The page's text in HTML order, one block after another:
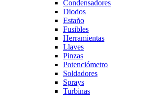
Condensadores
Diodos
Estaño
Fusibles
Herramientas
Llaves
Pinzas
Potenciómetro
Soldadores
Sprays
Turbinas